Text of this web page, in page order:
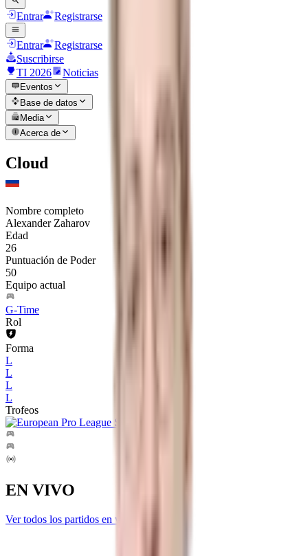
Entrar Registrarse
Entrar
Registrarse
Suscribirse
TI 2026
Noticias
Eventos
Base de datos
Media
Acerca de
Cloud
Nombre completo
Alexander Zaharov
Edad
26
Puntuación de Poder
50
Equipo actual
G-Time
Rol
Forma
L
L
L
L
Trofeos
EN VIVO
Ver todos los partidos en vivo